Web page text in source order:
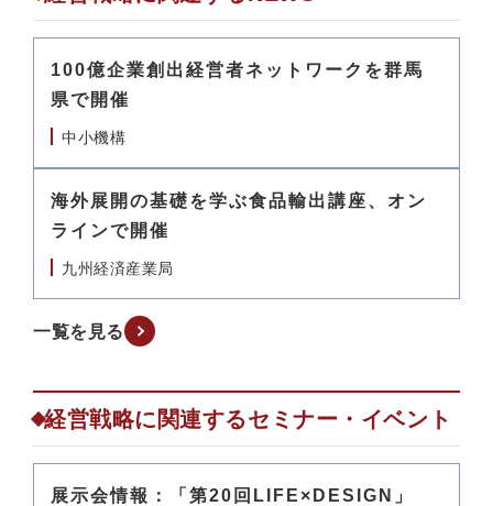
100億企業創出経営者ネットワークを群馬
県で開催
中小機構
海外展開の基礎を学ぶ食品輸出講座、オン
ラインで開催
九州経済産業局
一覧を見る
経営戦略に関連するセミナー・イベント
展示会情報：「第20回LIFE×DESIGN」